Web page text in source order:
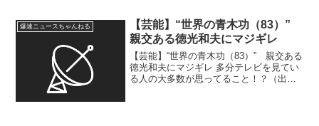
でこの可愛さ！」「鬼可愛い」「天使か
よ」...
爆速ニュースちゃんねる
【芸能】“世界の青木功（83）”
親交ある徳光和夫にマジギレ
【芸能】“世界の青木功（83）” 親交ある
徳光和夫にマジギレ 多分テレビを見てい
る人の大多数が思ってること！？（出典